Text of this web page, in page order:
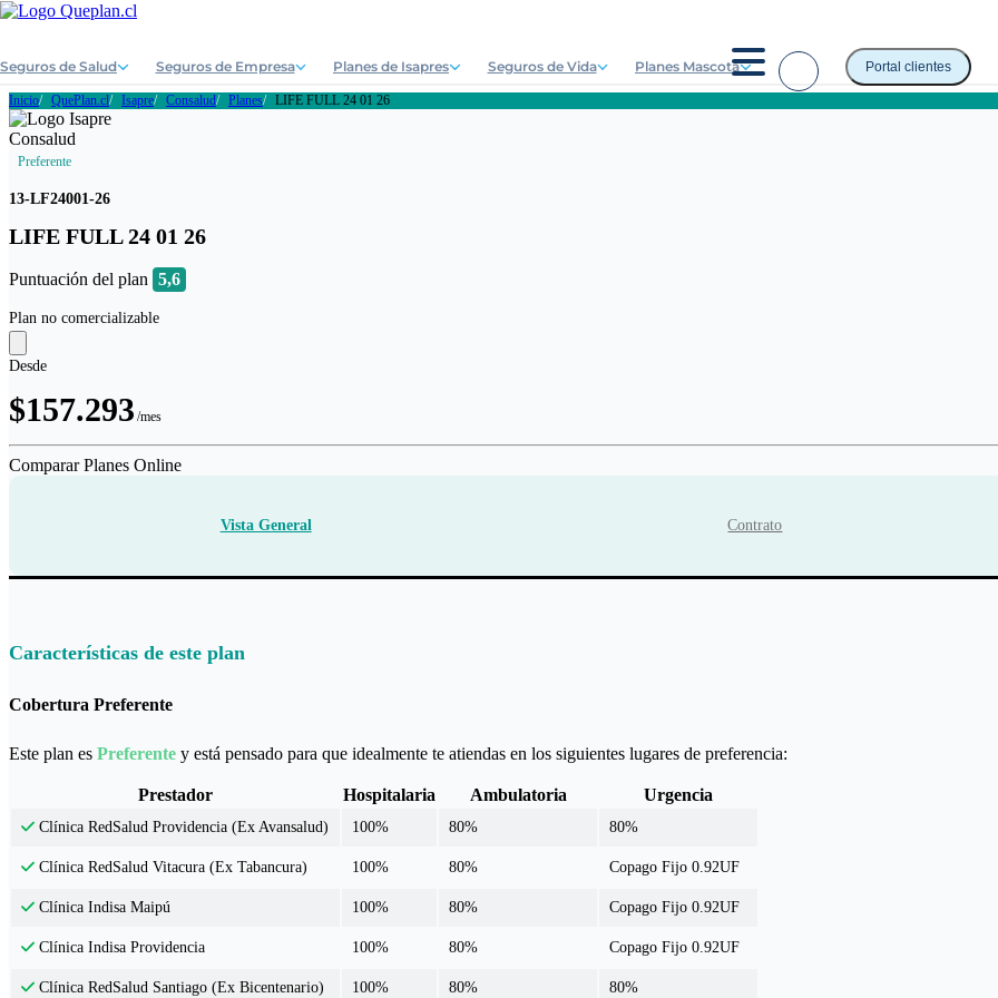
Seguros de Salud Seguros de Empresa Planes de Isapres Seguros de Vida Planes Mascota Portal clientes
Inicio QuePlan.cl Isapre Consalud Planes LIFE FULL 24 01 26
Preferente
13-LF24001-26
LIFE FULL 24 01 26
Puntuación del plan 5,6
Plan no comercializable
Desde
$157.293 /mes
Comparar Planes Online
Vista General Contrato
Características de este plan
Cobertura Preferente
Este plan es Preferente y está pensado para que idealmente te atiendas en los siguientes lugares de preferencia:
Prestador Hospitalaria Ambulatoria Urgencia
Clínica RedSalud Providencia (Ex Avansalud) 100% 80% 80%
Clínica RedSalud Vitacura (Ex Tabancura) 100% 80% Copago Fijo 0.92UF
Clínica Indisa Maipú 100% 80% Copago Fijo 0.92UF
Clínica Indisa Providencia 100% 80% Copago Fijo 0.92UF
Clínica RedSalud Santiago (Ex Bicentenario) 100% 80% 80%